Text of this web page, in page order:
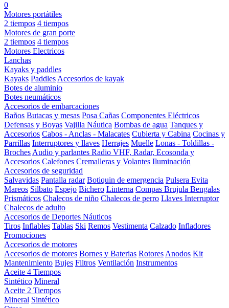
0
Motores portátiles
2 tiempos 4 tiempos
Motores de gran porte
2 tiempos 4 tiempos
Motores Electricos
Lanchas
Kayaks y paddles
Kayaks Paddles Accesorios de kayak
Botes de aluminio
Botes neumáticos
Accesorios de embarcaciones
Baños Butacas y mesas Posa Cañas Componentes Eléctricos
Defensas y Boyas Vajilla Náutica Bombas de agua Tanques y
Accesorios Cabos - Anclas - Malacates Cubierta y Cabina Cocinas y
Parrillas Interruptores y llaves Herrajes Muelle Lonas - Toldillas -
Broches Audio y parlantes Radio VHF, Radar, Ecosonda y
Accesorios Calefones Cremalleras y Volantes Iluminación
Accesorios de seguridad
Salvavidas Pantalla radar Botiquin de emergencia Pulsera Evita
Mareos Silbato Espejo Bichero Linterna Compas Brujula Bengalas
Prismáticos Chalecos de niño Chalecos de perro Llaves Interruptor
Chalecos de adulto
Accesorios de Deportes Náuticos
Tiros Inflables Tablas Ski Remos Vestimenta Calzado Infladores
Promociones
Accesorios de motores
Accesorios de motores Bornes y Baterias Rotores Anodos Kit
Mantenimiento Bujes Filtros Ventilación Instrumentos
Aceite 4 Tiempos
Sintético Mineral
Aceite 2 Tiempos
Mineral Sintético